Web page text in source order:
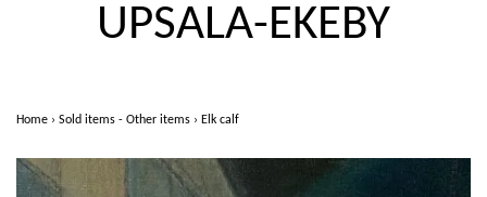
UPSALA-EKEBY
Home › Sold items - Other items › Elk calf